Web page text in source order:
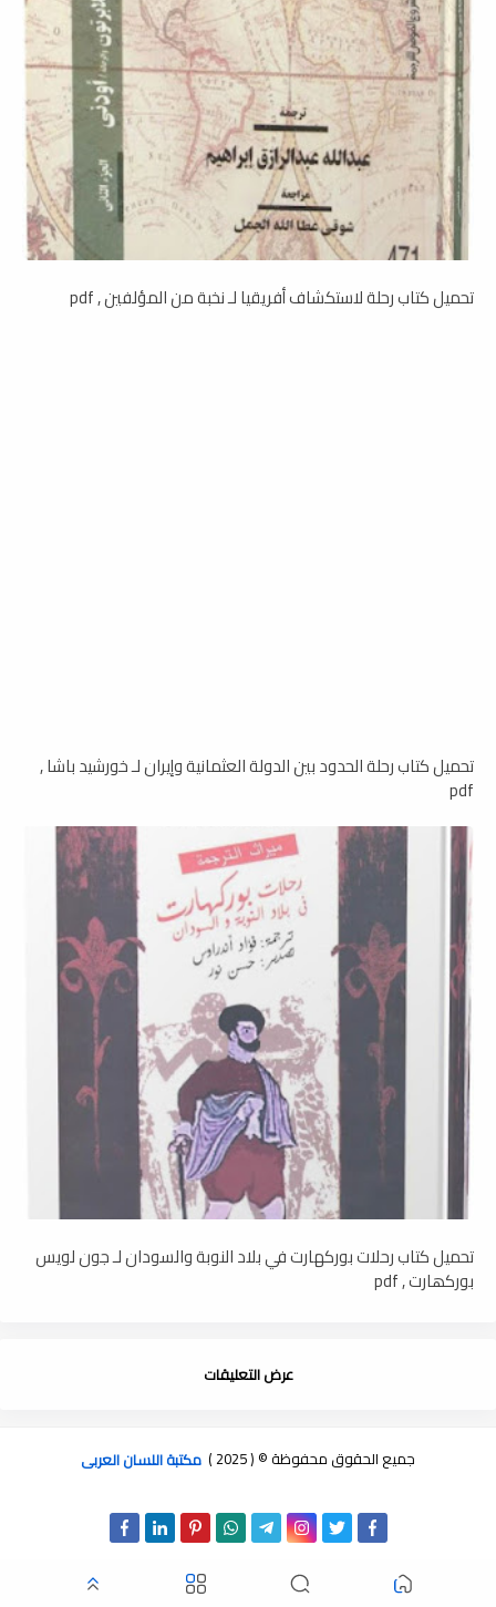
تحميل كتاب رحلة لاستكشاف أفريقيا لـ نخبة من المؤلفين , pdf
تحميل كتاب رحلة الحدود بين الدولة العثمانية وإيران لـ خورشيد باشا ,
pdf
تحميل كتاب رحلات بوركهارت في بلاد النوبة والسودان لـ جون لويس
بوركھارت , pdf
عرض التعليقات
جميع الحقوق محفوظة © ( 2025 ) مكتبة اللسان العربى